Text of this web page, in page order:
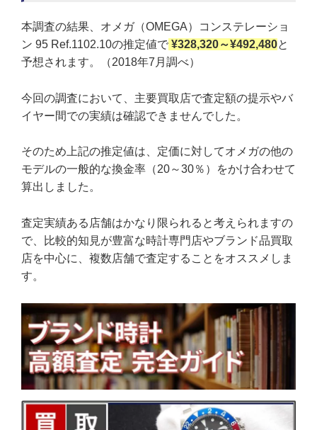
本調査の結果、オメガ（OMEGA）コンステレーショ
ン 95 Ref.1102.10の推定値で ¥328,320～¥492,480と
予想されます。（2018年7月調べ）
今回の調査において、主要買取店で査定額の提示やバ
イヤー間での実績は確認できませんでした。
そのため上記の推定値は、定価に対してオメガの他の
モデルの一般的な換金率（20～30％）をかけ合わせて
算出しました。
査定実績ある店舗はかなり限られると考えられますの
で、比較的知見が豊富な時計専門店やブランド品買取
店を中心に、複数店舗で査定することをオススメしま
す。